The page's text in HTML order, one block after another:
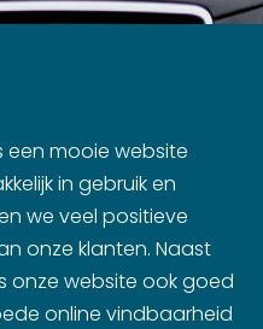
mooie website
in gebruik en
we veel positieve
onze klanten. Naast
onze website ook goed
online vindbaarheid